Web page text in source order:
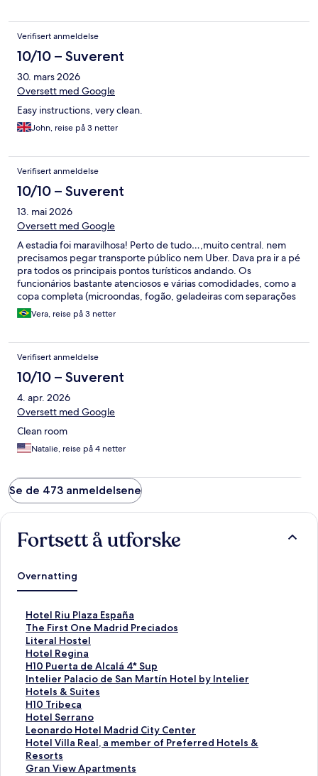
Verifisert anmeldelse
10/10 – Suverent
30. mars 2026
Oversett med Google
Easy instructions, very clean.
John, reise på 3 netter
Verifisert anmeldelse
10/10 – Suverent
13. mai 2026
Oversett med Google
A estadia foi maravilhosa! Perto de tudo…,muito central. nem
precisamos pegar transporte público nem Uber. Dava pra ir a pé
pra todos os principais pontos turísticos andando. Os
funcionários bastante atenciosos e várias comodidades, como a
copa completa (microondas, fogão, geladeiras com separações
de prateleira por quarto), panelas, pratos, copos, talheres…
Tinha ficado preocupado com o fato de ser banheiro
sempre tinha pelo menos 1 vago.
Vera, reise på 3 netter
Verifisert anmeldelse
10/10 – Suverent
4. apr. 2026
Oversett med Google
Clean room
Natalie, reise på 4 netter
Se de 473 anmeldelsene
Fortsett å utforske
Overnatting
Hotel Riu Plaza España
L
i
n
k
s
o
m
å
p
n
e
r
d
The First One Madrid Preciados
L
i
n
k
s
o
m
å
p
n
e
r
Literal Hostel
L
i
n
k
s
o
m
å
p
n
e
Hotel Regina
L
i
n
k
s
o
m
å
p
n
H10 Puerta de Alcalá 4* Sup
L
i
n
k
s
o
m
å
p
Intelier Palacio de San Martín Hotel by Intelier
Hotels & Suites
L
i
n
k
s
o
m
å
H10 Tribeca
L
i
n
k
s
o
Hotel Serrano
L
i
n
k
s
Leonardo Hotel Madrid City Center
L
i
n
k
Hotel Villa Real, a member of Preferred Hotels &
Resorts
L
i
n
Gran View Apartments
L